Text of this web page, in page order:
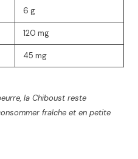
6 g
120 mg
45 mg
la Chiboust reste
fraîche et en petite